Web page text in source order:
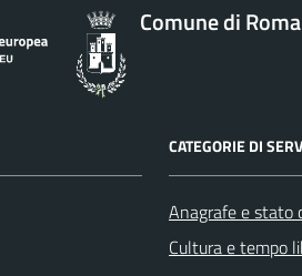
Comune di
CATEGORIE DI
Anagrafe e stato
Cultura e tempo